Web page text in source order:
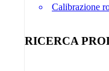
Calibrazione
RICERCA